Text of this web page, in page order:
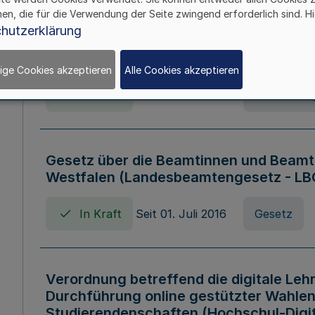
Verordnung über die
Nordrhein-Westfalen
Gesetz über die Beamtinnen und
Westfalen (Landesbeamtengesetz -
In Kraft Seit 01. Juli 2016 Gesetz
Verordnung betreffend die digitale
Durchführung online gestützter
die für die Verwendung der Seite zwingend erforderlich sind.
Cookies akzeptieren Alle Cookies akzeptieren